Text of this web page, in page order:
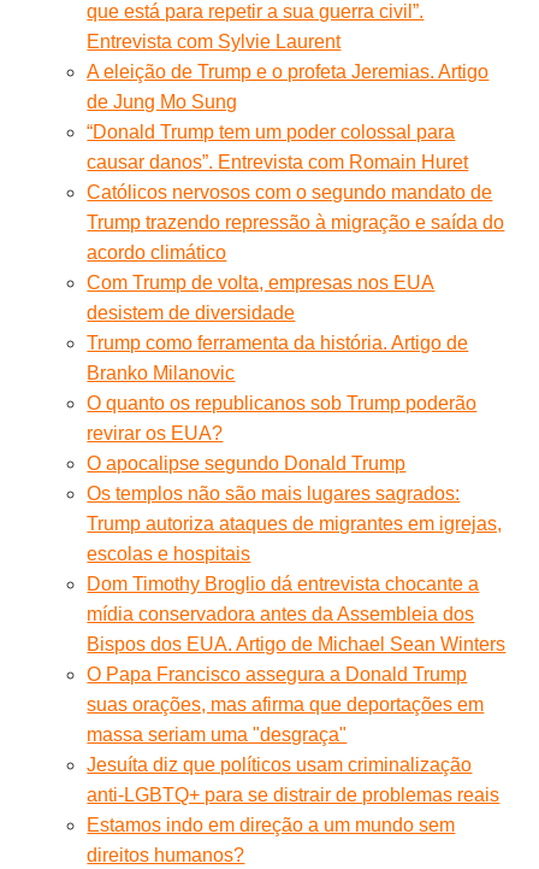
que está para repetir a sua guerra civil”.
Entrevista com Sylvie Laurent
A eleição de Trump e o profeta Jeremias. Artigo
de Jung Mo Sung
“Donald Trump tem um poder colossal para
causar danos”. Entrevista com Romain Huret
Católicos nervosos com o segundo mandato de
Trump trazendo repressão à migração e saída do
acordo climático
Com Trump de volta, empresas nos EUA
desistem de diversidade
Trump como ferramenta da história. Artigo de
Branko Milanovic
O quanto os republicanos sob Trump poderão
revirar os EUA?
O apocalipse segundo Donald Trump
Os templos não são mais lugares sagrados:
Trump autoriza ataques de migrantes em igrejas,
escolas e hospitais
Dom Timothy Broglio dá entrevista chocante a
mídia conservadora antes da Assembleia dos
Bispos dos EUA. Artigo de Michael Sean Winters
O Papa Francisco assegura a Donald Trump
suas orações, mas afirma que deportações em
massa seriam uma "desgraça"
Jesuíta diz que políticos usam criminalização
anti-LGBTQ+ para se distrair de problemas reais
Estamos indo em direção a um mundo sem
direitos humanos?